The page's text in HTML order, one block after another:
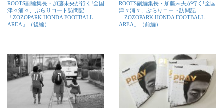
ROOTS副編集長・加藤未央が行く!全国
津々浦々、ぶらりコート訪問記
「ZOZOPARK HONDA FOOTBALL
AREA」（後編）
ROOTS副編集長・加藤未央が行く!全国
津々浦々、ぶらりコート訪問記
「ZOZOPARK HONDA FOOTBALL
AREA」（前編）